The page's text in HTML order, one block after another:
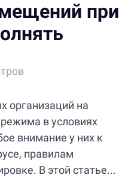
при
организаций на
в условиях
внимание у них к
правилам
В этой статье...